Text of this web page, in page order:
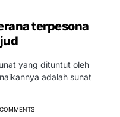
terpesona
yang dituntut oleh
adalah sunat